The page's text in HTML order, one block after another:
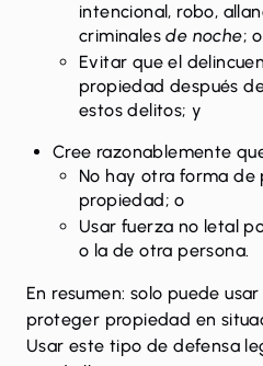
intencional, robo,
criminalesde noche; o
Evitar que el
propiedad después
estos delitos; y
Cree razonablemente
No hay otra forma
propiedad; o
Usar fuerza no letal
o la de otra persona.
En resumen: solo puede
proteger propiedad en
Usar este tipo de defensa